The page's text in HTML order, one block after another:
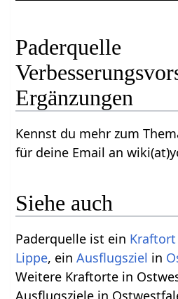
Paderquelle‏‎
Ergänzungen
Kennst du mehr zum Thema
für deine Email an
Siehe auch
Paderquelle‏‎ ist ein Kraftort
Lippe, einAusflugsziel in
Weitere Kraftorte in